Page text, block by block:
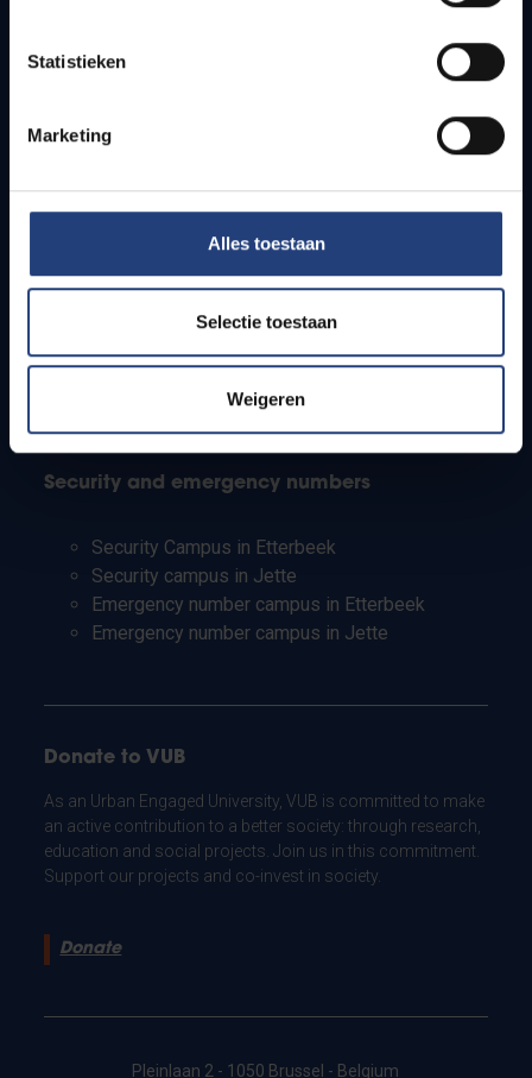
Statistieken
Marketing
Alles toestaan
Selectie toestaan
Weigeren
How to get to the VUB campuses
Students
PhD students
Teachers and secondary schools
Working students
Security and emergency numbers
Security Campus in Etterbeek
Security campus in Jette
Emergency number campus in Etterbeek
Emergency number campus in Jette
Donate to VUB
As an Urban Engaged University, VUB is committed to make
an active contribution to a better society: through research,
education and social projects. Join us in this commitment.
Support our projects and co-invest in society.
Donate
Pleinlaan 2 - 1050 Brussel - Belgium